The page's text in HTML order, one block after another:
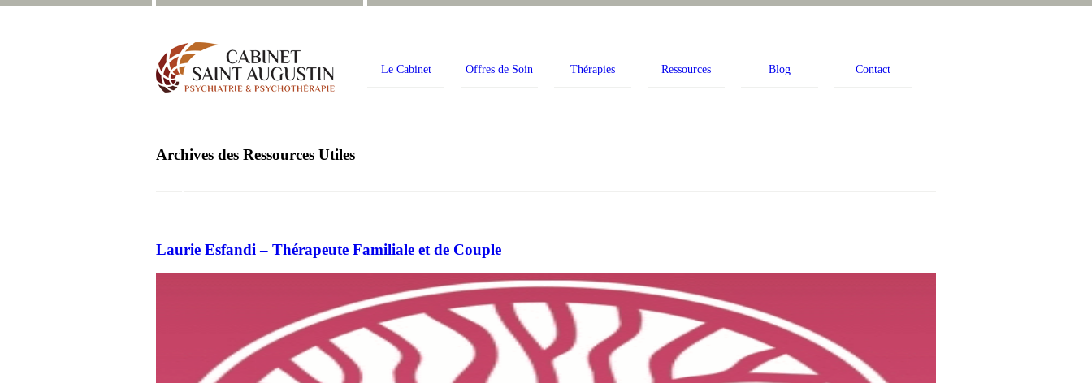
Le Cabinet Offres de Soin Thérapies Ressources Blog Contact
Archives des Ressources Utiles
Laurie Esfandi – Thérapeute Familiale et de Couple